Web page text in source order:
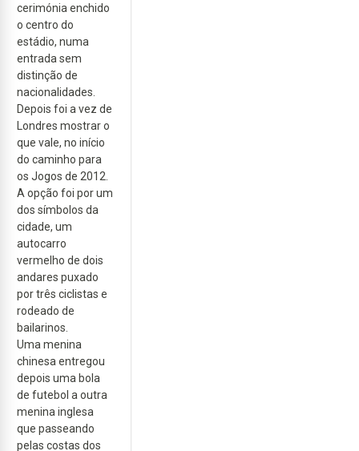
cerimónia enchido
o centro do
estádio, numa
entrada sem
distinção de
nacionalidades.
Depois foi a vez de
Londres mostrar o
que vale, no início
do caminho para
os Jogos de 2012.
A opção foi por um
dos símbolos da
cidade, um
autocarro
vermelho de dois
andares puxado
por três ciclistas e
rodeado de
bailarinos.
Uma menina
chinesa entregou
depois uma bola
de futebol a outra
menina inglesa
que passeando
pelas costas dos